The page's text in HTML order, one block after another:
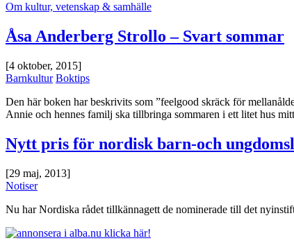
Om kultur, vetenskap & samhälle
Åsa Anderberg Strollo – Svart sommar
[4 oktober, 2015]
Barnkultur Boktips
Den här boken har beskrivits som ”feelgood skräck för
Annie och hennes familj ska tillbringa sommaren i ett litet hus
Nytt pris för nordisk barn-och
[29 maj, 2013]
Notiser
Nu har Nordiska rådet tillkännagett de nominerade till det